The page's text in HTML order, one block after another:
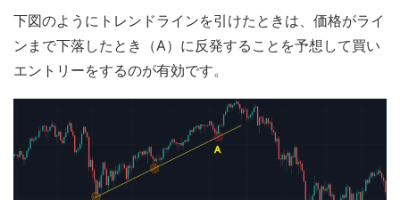
下図のようにトレンドラインを引けたときは、価格がライ
ンまで下落したとき（A）に反発することを予想して買い
エントリーをするのが有効です。